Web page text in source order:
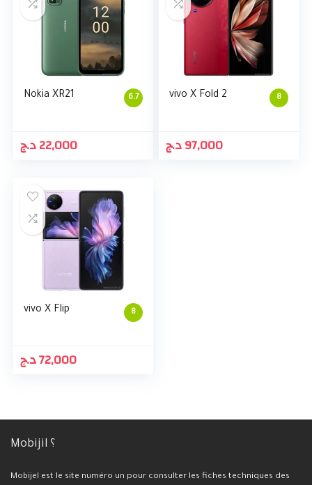
6.7
Nokia XR21
22,000د.ج
8
vivo X Fold 2
97,000د.ج
8
vivo X Flip
72,000د.ج
Mobijil ؟
Mobijel est le site numéro un pour consulter les fiches techniques des